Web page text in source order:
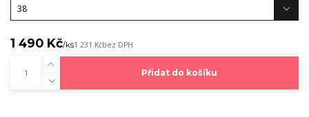
1 490 Kč/ks1 231 Kčbez DPH
Přidat do košíku